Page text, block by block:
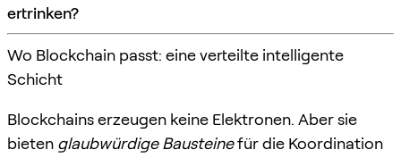
ertrinken?
Wo Blockchain passt: eine verteilte intelligente
Schicht
Blockchains erzeugen keine Elektronen. Aber sie
bieten glaubwürdige Bausteinefür die Koordination